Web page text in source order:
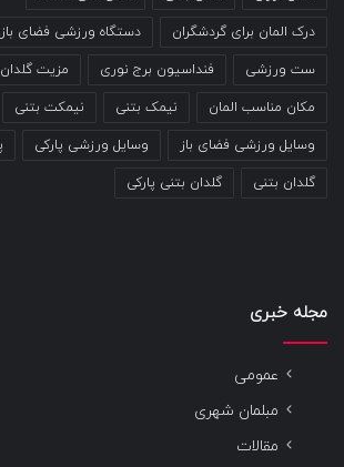
درک المان برای گردشگران دستگاه ورزشی فضای باز
ست ورزشی فنداسیون برج نوری مزیت
مکان مناسب المان نیمک بتنی نیمکت بتنی
وسایل ورزشی فضای باز وسایل ورزشی پارکی
گلدان بتنی گلدان بتنی پارکی
مجله خبری
عمومی
مبلمان شهری
مقالات